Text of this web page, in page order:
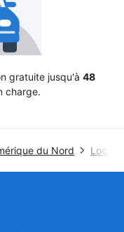
gratuite jusqu'à 48
charge.
du Nord